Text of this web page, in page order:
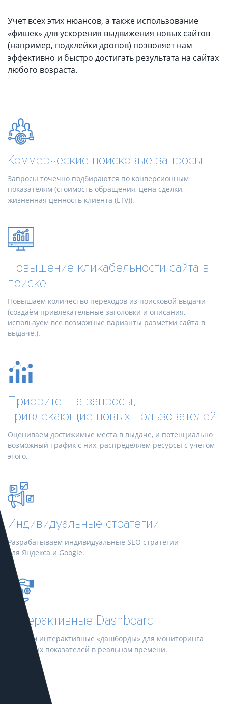
Учет всех этих нюансов, а также использование
«фишек» для ускорения выдвижения новых сайтов
(например, подклейки дропов) позволяет нам
эффективно и быстро достигать результата на сайтах
любого возраста.
Коммерческие поисковые запросы
Запросы точечно подбираются по конверсионным
показателям (стоимость обращения, цена сделки,
жизненная ценность клиента (LTV)).
Повышение кликабельности сайта в
поиске
Повышаем количество переходов из поисковой выдачи
(создаём привлекательные заголовки и описания,
используем все возможные варианты разметки сайта в
выдаче.).
Приоритет на запросы,
привлекающие новых пользователей
Оцениваем достижимые места в выдаче, и потенциально
возможный трафик с них, распределяем ресурсы с учетом
этого.
Индивидуальные стратегии
Разрабатываем индивидуальные SEO стратегии
для Яндекса и Google.
Интерактивные Dashboard
Создаем интерактивные «дашборды» для мониторинга
ключевых показателей в реальном времени.